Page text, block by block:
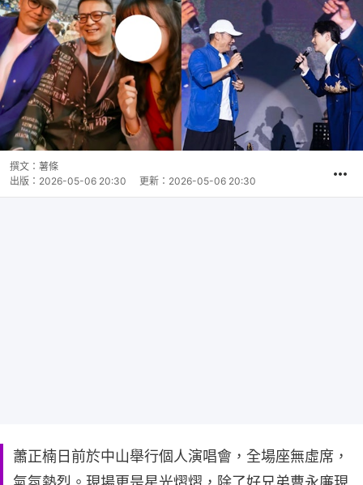
撰文： 薯條
出版： 2026-05-06 20:30 更新： 2026-05-06 20:30
蕭正楠日前於中山舉行個人演唱會，全場座無虛席，